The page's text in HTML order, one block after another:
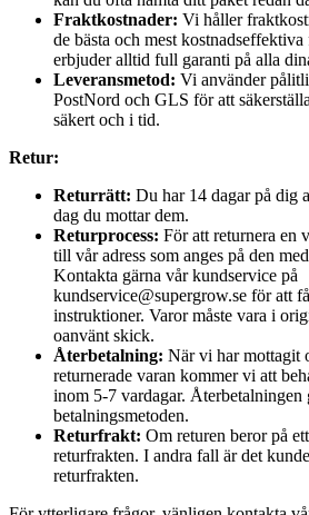
Fraktkostnader: Vi håller
de bästa och mest
erbjuder alltid full garanti på alla
Leveransmetod: Vi använder
PostNord och GLS för att
säkert och i tid.
Retur:
Returrätt: Du har 14 dagar på dig
dag du mottar dem.
Returprocess: För att returnera en
till vår adress som anges på den
Kontakta gärna vår kundservice på
kundservice@supergrow.se för att
instruktioner. Varor måste vara i
oanvänt skick.
Återbetalning: När vi har mottagit
returnerade varan kommer vi att
inom 5-7 vardagar. Återbetalningen
betalningsmetoden.
Returfrakt: Om returen beror på
returfrakten. I andra fall är det
returfrakten.